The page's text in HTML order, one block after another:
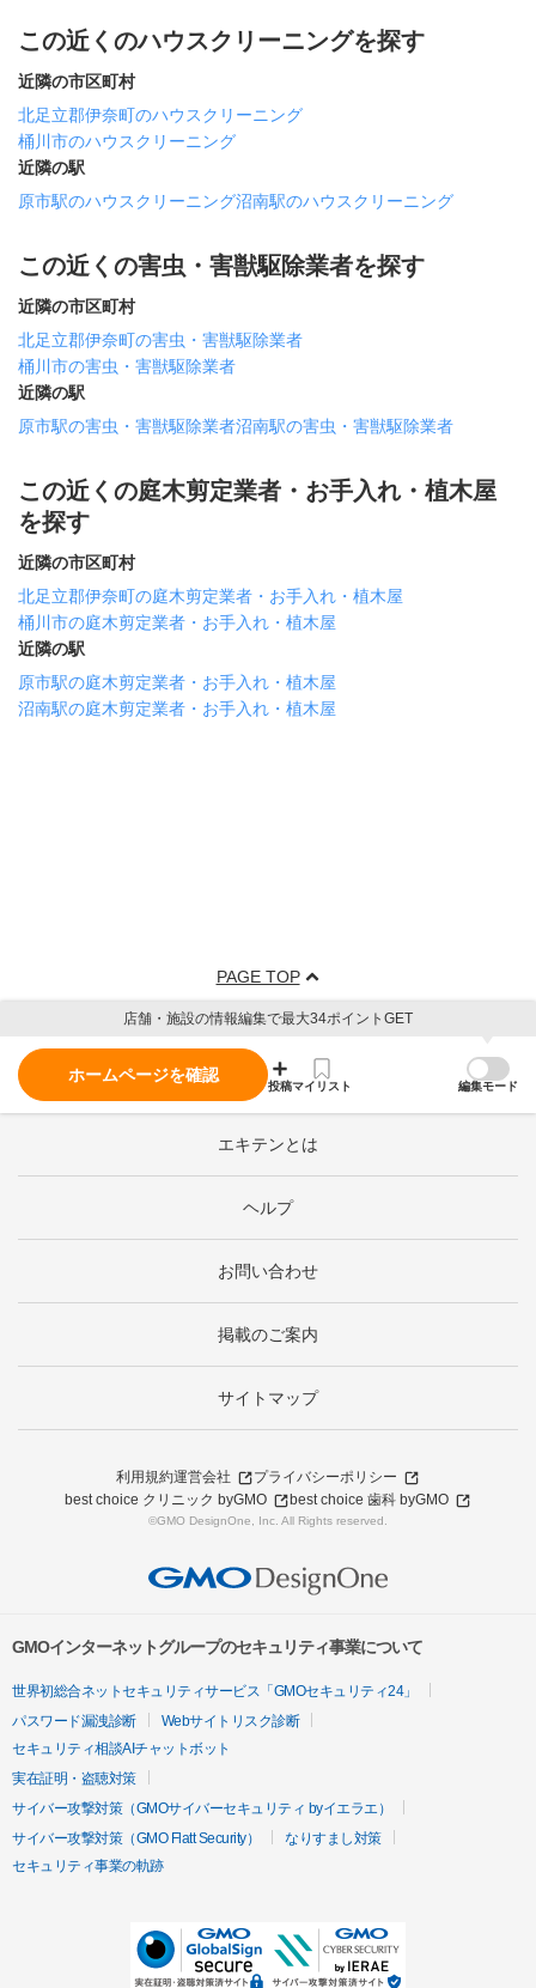
この近くのハウスクリーニングを探す
近隣の市区町村
北足立郡伊奈町のハウスクリーニング
桶川市のハウスクリーニング
近隣の駅
原市駅のハウスクリーニング沼南駅のハウスクリーニング
この近くの害虫・害獣駆除業者を探す
近隣の市区町村
北足立郡伊奈町の害虫・害獣駆除業者
桶川市の害虫・害獣駆除業者
近隣の駅
原市駅の害虫・害獣駆除業者沼南駅の害虫・害獣駆除業者
この近くの庭木剪定業者・お手入れ・植木屋
を探す
近隣の市区町村
北足立郡伊奈町の庭木剪定業者・お手入れ・植木屋
桶川市の庭木剪定業者・お手入れ・植木屋
近隣の駅
原市駅の庭木剪定業者・お手入れ・植木屋
沼南駅の庭木剪定業者・お手入れ・植木屋
PAGE TOP
店舗・施設の情報編集で最大34ポイントGET
ホームページを確認
投稿マイリスト 編集モード
エキテンとは
ヘルプ
お問い合わせ
掲載のご案内
サイトマップ
利用規約運営会社
プライバシーポリシー
best choice クリニック byGMO
best choice 歯科 byGMO
©GMO DesignOne, Inc. All Rights reserved.
GMOインターネットグループのセキュリティ事業について
世界初総合ネットセキュリティサービス「GMOセキュリティ24」
パスワード漏洩診断
Webサイトリスク診断
セキュリティ相談AIチャットボット
実在証明・盗聴対策
サイバー攻撃対策（GMOサイバーセキュリティ byイエラエ）
サイバー攻撃対策（GMO Flatt Security）
なりすまし対策
セキュリティ事業の軌跡